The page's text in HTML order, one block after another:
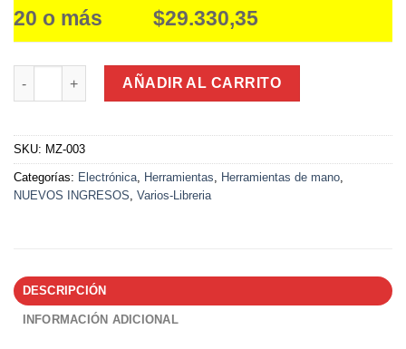
20 o más $29.330,35
Cepillo Eléctrico Limpieza Multifunción 7 En 1 Carga Usb
AÑADIR AL CARRITO
SKU: MZ-003
Categorías: Electrónica Herramientas Herramientas de mano
NUEVOS INGRESOS Varios-Libreria
DESCRIPCIÓN
INFORMACIÓN ADICIONAL